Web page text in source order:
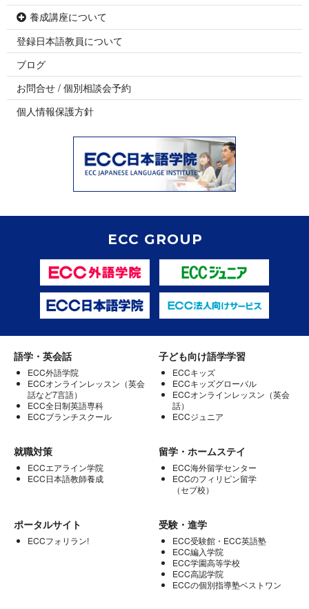
養成講座について
登録日本語教員について
ブログ
お問合せ / 個別相談会予約
個人情報保護方針
ECC GROUP
語学・英会話
ECC外語学院
ECCオンラインレッスン（英会
話など7言語）
ECC全日制英語専科
ECCブランチスクール
子ども向け語学学習
ECCキッズ
ECCキッズグローバル
ECCオンラインレッスン（英会
話）
ECCジュニア
就職対策
ECCエアライン学院
ECC日本語教師養成
留学・ホームステイ
ECC海外留学センター
ECCのフィリピン留学
（セブ校）
ポータルサイト
ECCフォリラン!
受験・進学
ECC受験館・ECC英語塾
ECC編入学院
ECC学園高等学校
ECC高認学院
ECCの個別指導塾ベストワン